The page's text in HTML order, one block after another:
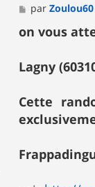
M
e
s
s
g
e
parZoulou60
on vous
Lagny
Cette